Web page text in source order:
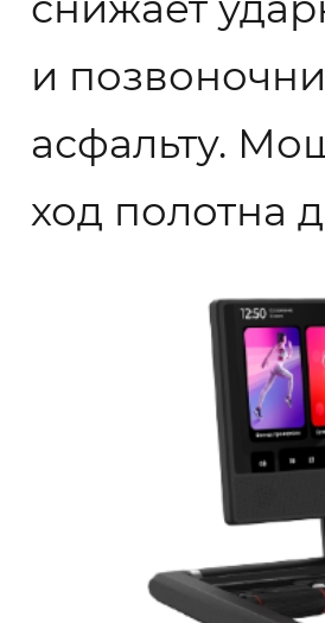
и
асфальту.
ход полотна